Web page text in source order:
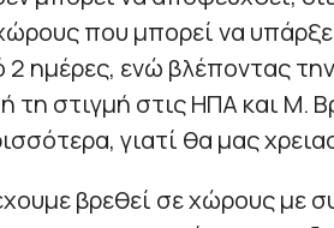
που μπορεί να
2 ημέρες, ενώ βλέποντας
τη στιγμή στις ΗΠΑ και Μ.
γιατί θα μας
βρεθεί σε χώρους με